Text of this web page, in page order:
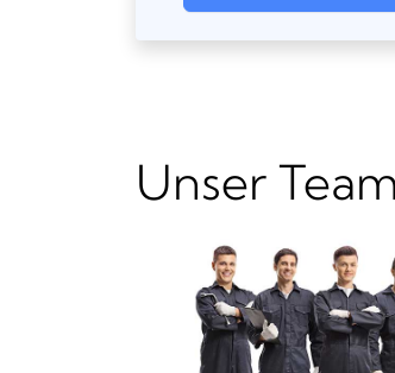
Unser